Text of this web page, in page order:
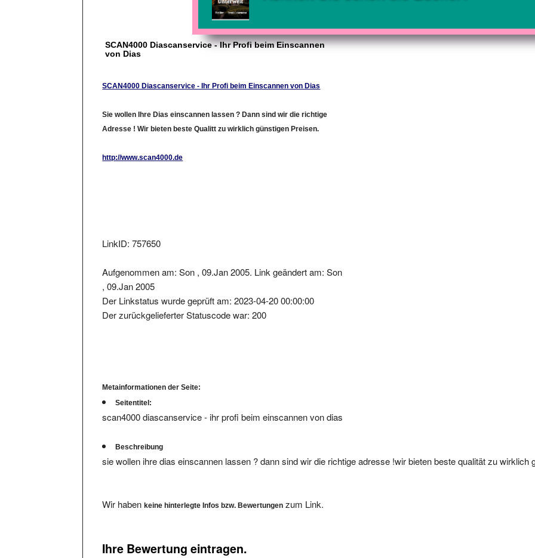
SCAN4000 Diascanservice - Ihr Profi beim Einscannen
von Dias
SCAN4000 Diascanservice - Ihr Profi beim Einscannen von Dias
Sie wollen Ihre Dias einscannen lassen ? Dann sind wir die richtige
Adresse ! Wir bieten beste Qualitt zu wirklich günstigen Preisen.
http://www.scan4000.de
LinkID: 757650
Aufgenommen am: Son , 09.Jan 2005. Link geändert am: Son
, 09.Jan 2005
Der Linkstatus wurde geprüft am: 2023-04-20 00:00:00
Der zurückgelieferter Statuscode war: 200
Metainformationen der Seite:
Seitentitel:
scan4000 diascanservice - ihr profi beim einscannen von dias
Beschreibung
sie wollen ihre dias einscannen lassen ? dann sind wir die richtige adresse !wir bieten beste qualität zu wirklich
Wir habenkeine hinterlegte Infos bzw. Bewertungen zum Link.
Ihre Bewertung eintragen.